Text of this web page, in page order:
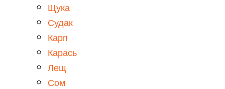
Щука
Судак
Карп
Карась
Лещ
Сом